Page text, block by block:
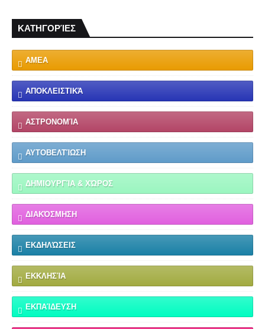
ΚΑΤΗΓΟΡΊΕΣ
ΑΜΕΑ
ΑΠΟΚΛΕΙΣΤΙΚΆ
ΑΣΤΡΟΝΟΜΊΑ
ΑΥΤΟΒΕΛΤΊΩΣΗ
ΔΗΜΙΟΥΡΓΊΑ & ΧΏΡΟΣ
ΔΙΑΚΌΣΜΗΣΗ
ΕΚΔΗΛΏΣΕΙΣ
ΕΚΚΛΗΣΊΑ
ΕΚΠΑΊΔΕΥΣΗ